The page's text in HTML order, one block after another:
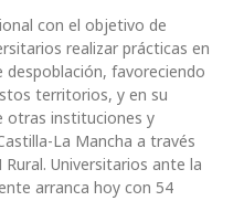
con el objetivo de
realizar prácticas en
favoreciendo
territorios, y en su
otras instituciones y
La Mancha a través
Rural. Universitarios ante la
arranca hoy con 54